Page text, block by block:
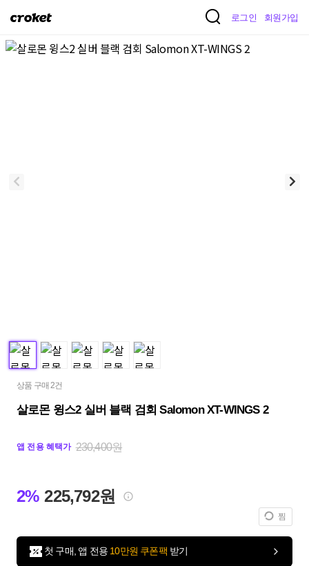
크
켓
로그인 회원가입
상품 구매 2건
살로몬 윙스2 실버 블랙 검회 Salomon XT-WINGS 2
앱 전용 혜택가 230,400원
2% 225,792원
찜
첫 구매, 앱 전용 10만원 쿠폰팩 받기